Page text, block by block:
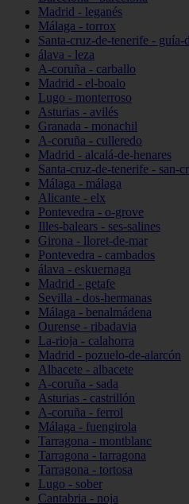
Madrid - leganés
Málaga - torrox
Santa-cruz-de-tenerife - guía-
álava - leza
A-coruña - carballo
Madrid - el-boalo
Lugo - monterroso
Asturias - avilés
Granada - monachil
A-coruña - culleredo
Madrid - alcalá-de-henares
Santa-cruz-de-tenerife - san-
Málaga - málaga
Alicante - elx
Pontevedra - o-grove
Illes-balears - ses-salines
Girona - lloret-de-mar
Pontevedra - cambados
álava - eskuernaga
Madrid - getafe
Sevilla - dos-hermanas
Málaga - benalmádena
Ourense - ribadavia
La-rioja - calahorra
Madrid - pozuelo-de-alarcón
Albacete - albacete
A-coruña - sada
Asturias - castrillón
A-coruña - ferrol
Málaga - fuengirola
Tarragona - montblanc
Tarragona - tarragona
Tarragona - tortosa
Lugo - sober
Cantabria - noja